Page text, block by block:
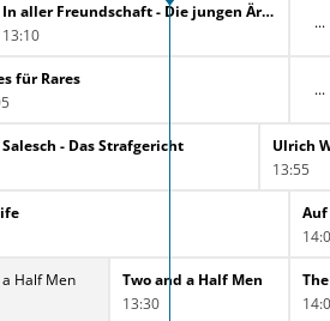
In aller Freundschaft - Die jungen Ärzte
13:10
für Rares
- Das Strafgericht
Ulrich
13:55
Half Men
Two and a Half Men
13:30